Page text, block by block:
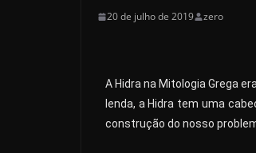
20 de julho de 2019 zero
A Hidra na Mitologia Grega
lenda, a Hidra tem uma
construção do nosso